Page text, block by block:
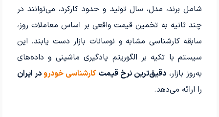
شامل برند، مدل، سال تولید و حدود کارکرد، می‌توانند در
چند ثانیه به تخمین قیمت واقعی بر اساس معاملات روز،
سابقه کارشناسی مشابه و نوسانات بازار دست یابند. این
سیستم با تکیه بر الگوریتم یادگیری ماشینی و داده‌های
به‌روز بازار، دقیق‌ترین نرخ قیمتکارشناسی خودرودر ایران
را ارائه می‌دهد.